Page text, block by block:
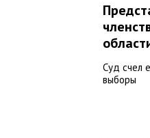
Суд счел
выборы